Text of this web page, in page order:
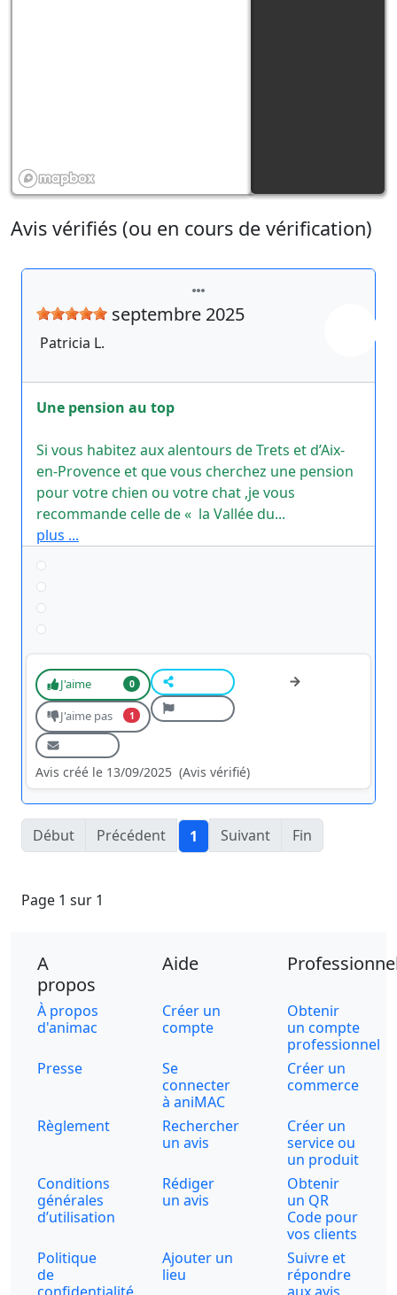
Avis vérifiés (ou en cours de vérification)
septembre 2025
Patricia L.
Une pension au top
Si vous habitez aux alentours de Trets et d’Aix-
en-Provence et que vous cherchez une pension
pour votre chien ou votre chat ,je vous
recommande celle de « la Vallée du...
plus ...
J'aime 0
J'aime pas 1
Avis créé le 13/09/2025 (Avis vérifié)
Début Précédent 1 Suivant Fin
Page 1 sur 1
A
propos
Aide
À propos
d'animac
Créer un
compte
Obtenir
un compte
professionnel
Presse
Se
connecter
à aniMAC
Créer un
commerce
Règlement
Rechercher
un avis
Créer un
service ou
un produit
Conditions
générales
d’utilisation
Rédiger
un avis
Obtenir
un QR
Code pour
vos clients
Politique
de
Ajouter un
lieu
Suivre et
répondre